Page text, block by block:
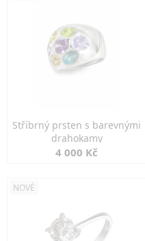
Stříbrný prsten s barevnými
drahokamy
4 000 Kč
NOVÉ